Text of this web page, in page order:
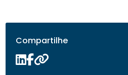
Compartilhe